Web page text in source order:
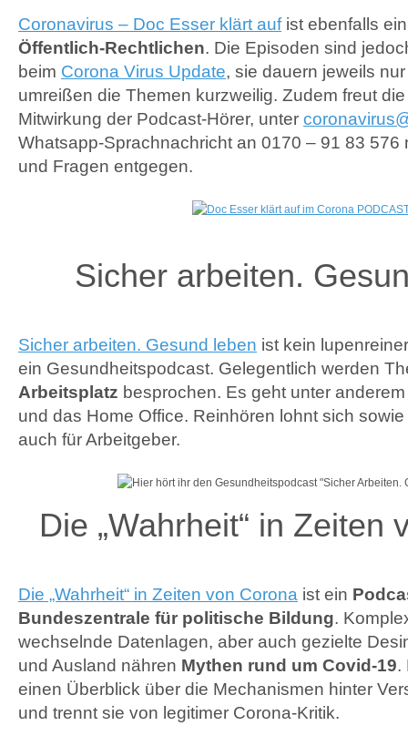
Coronavirus – Doc Esser klärt aufist ebenfalls
Öffentlich-Rechtlichen. Die Episoden sind
beim Corona Virus Update, sie dauern jeweils
umreißen die Themen kurzweilig. Zudem freut
Mitwirkung der Podcast-Hörer, unter
Whatsapp-Sprachnachricht an 0170 – 91 83 576
und Fragen entgegen.
Sicher arbeiten.
Sicher arbeiten. Gesund leben ist kein
ein Gesundheitspodcast. Gelegentlich werden
Arbeitsplatz besprochen. Es geht unter
und das Home Office. Reinhören lohnt sich
auch für Arbeitgeber.
Die „Wahrheit“ in Zeiten
Die „Wahrheit“ in Zeiten von Corona ist ein
Bundeszentrale für politische Bildung.
wechselnde Datenlagen, aber auch gezielte
und Ausland nähren Mythen rund um Covid-19.
einen Überblick über die Mechanismen hinter
und trennt sie von legitimer Corona-Kritik.